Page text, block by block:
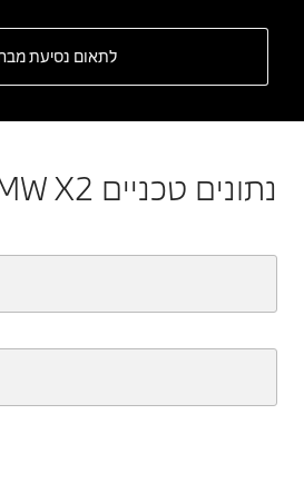
לתאום נסיעת מבחן
נתונים טכניים BMW X2.